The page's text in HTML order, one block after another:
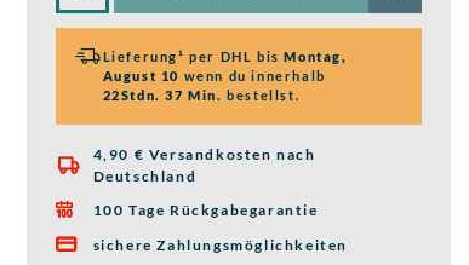
Lieferung¹ per DHL bisMontag,
August 10 wenn du innerhalb
22Stdn. 37 Min. bestellst.

4,90 € Versandkosten nach
Deutschland
 100 Tage Rückgabegarantie
 sichere Zahlungsmöglichkeiten